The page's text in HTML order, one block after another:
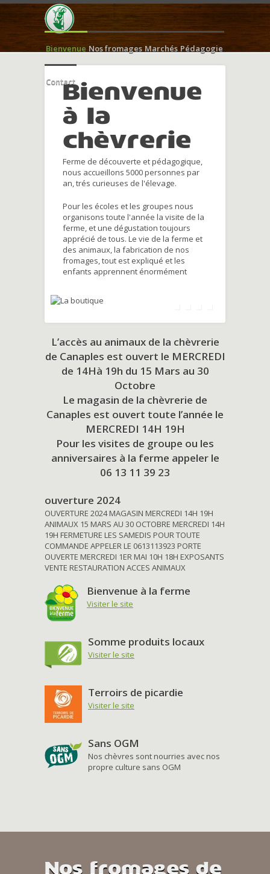
Bienvenue Nos fromages Marchés Pédagogie
ContactBienvenue
à la
chèvrerie
Ferme de découverte et pédagogique,
nous accueillons 5000 personnes par
an, trés curieuses de l'élevage.
Pour les écoles et les groupes nous
organisons toute l'année la visite de la
ferme, et une dégustation toujours
apprécié de tous. Le vie de la ferme et
des animaux, la fabrication de nos
fromages, tout est expliqué et les
enfants apprennent énormément
L’accès au animaux de la chèvrerie
de Canaples est ouvert le MERCREDI
de 14Hà 19h du 15 Mars au 30
Octobre
Le magasin de la chèvrerie de
Canaples est ouvert toute l’année le
MERCREDI 14H 19H
Pour les visites de groupe ou les
anniversaires à la ferme appeler le
06 13 11 39 23
ouverture 2024
OUVERTURE 2024 MAGASIN MERCREDI 14H 19H
ANIMAUX 15 MARS AU 30 OCTOBRE MERCREDI 14H
19H FERMETURE LES SAMEDIS POUR TOUTE
COMMANDE APPELER LE 0613113923 PORTE
OUVERTE MERCREDI 1ER MAI 10H 18H EXPOSANTS
VENTE RESTAURATION ACCES ANIMAUX
Bienvenue à la ferme
Visiter le site
Somme produits locaux
Visiter le site
Terroirs de picardie
Visiter le site
Sans OGM
Nos chèvres sont nourries avec nos
propre culture sans OGM
Nos fromages de